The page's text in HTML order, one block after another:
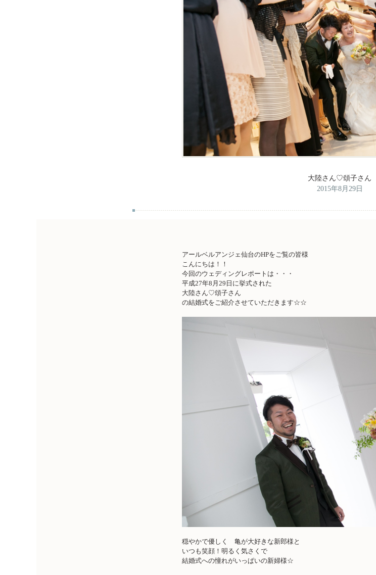
大陸さん♡頌子さん
2015年8月29日
アールベルアンジェ仙台のHPをご覧の皆様
こんにちは！！
今回のウェディングレポートは・・・
平成27年8月29日に挙式された
大陸さん♡頌子さん
の結婚式をご紹介させていただきます☆☆
穏やかで優しく 亀が大好きな新郎様と
いつも笑顔！明るく気さくで
結婚式への憧れがいっぱいの新婦様☆